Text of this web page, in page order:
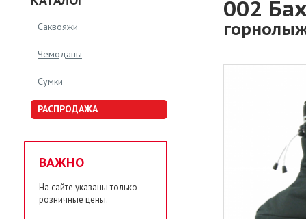
Саквояжи
Чемоданы
Сумки
РАСПРОДАЖА
ВАЖНО
На сайте указаны только
розничные цены.
002